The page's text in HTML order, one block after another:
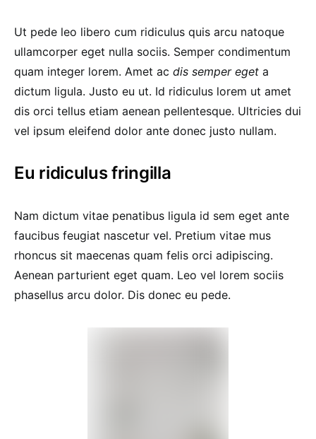
Ut pede leo libero cum ridiculus quis arcu natoque
ullamcorper eget nulla sociis. Semper condimentum
quam integer lorem. Amet ac dis semper eget a
dictum ligula. Justo eu ut. Id ridiculus lorem ut amet
dis orci tellus etiam aenean pellentesque. Ultricies dui
vel ipsum eleifend dolor ante donec justo nullam.
Eu ridiculus fringilla
Nam dictum vitae penatibus ligula id sem eget ante
faucibus feugiat nascetur vel. Pretium vitae mus
rhoncus sit maecenas quam felis orci adipiscing.
Aenean parturient eget quam. Leo vel lorem sociis
phasellus arcu dolor. Dis donec eu pede.